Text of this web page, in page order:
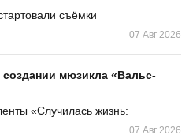
съёмки
07 Авг 2026
мюзикла «Вальс-
«Случилась жизнь:
07 Авг 2026